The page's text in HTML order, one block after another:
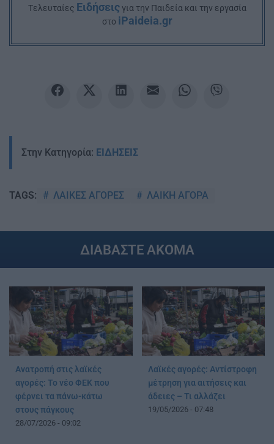
Tελευταίες Ειδήσειςγια την Παιδεία και την εργασία
στο iPaideia.gr
Στην Κατηγορία: ΕΙΔΗΣΕΙΣ
TAGS: ΛΑΙΚΕΣ ΑΓΟΡΕΣ ΛΑΙΚΗ ΑΓΟΡΑ
ΔΙΑΒΑΣΤΕ ΑΚΟΜΑ
Ανατροπή στις λαϊκές
αγορές: Το νέο ΦΕΚ που
φέρνει τα πάνω-κάτω
στους πάγκους
28/07/2026 - 09:02
Λαϊκές αγορές: Αντίστροφη
μέτρηση για αιτήσεις και
άδειες – Τι αλλάζει
19/05/2026 - 07:48